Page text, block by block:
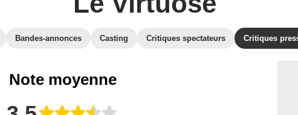
Bandes-annonces Casting Critiques spectateurs Critiques
Note moyenne